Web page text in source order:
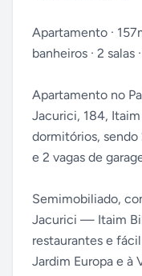
Apartamento ·
banheiros · 2 salas
Apartamento no
Jacurici, 184,
dormitórios, sendo
e 2 vagas de
Semimobiliado,
Jacurici — Itaim
restaurantes e
Jardim Europa e à